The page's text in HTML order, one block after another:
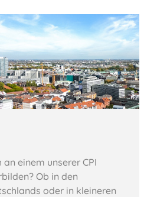
einem unserer CPI
Ob in den
oder in kleineren